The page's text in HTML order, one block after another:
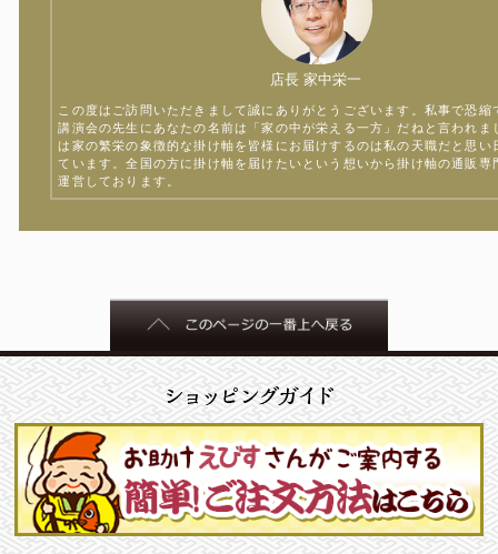
店長 家中栄一
この度はご訪問いただきまして誠にありがとうございます。私事で恐縮
講演会の先生にあなたの名前は「家の中が栄える一方」だねと言われま
は家の繁栄の象徴的な掛け軸を皆様にお届けするのは私の天職だと思い
ています。全国の方に掛け軸を届けたいという想いから掛け軸の通販専
運営しております。